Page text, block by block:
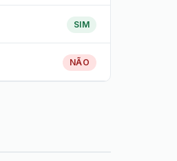
SIM
NÃO